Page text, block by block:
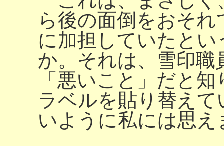
ら後の面倒をおそ
に加担していたと
か。それは、雪印職
「悪いこと」だと
ラベルを貼り替え
いように私には思え